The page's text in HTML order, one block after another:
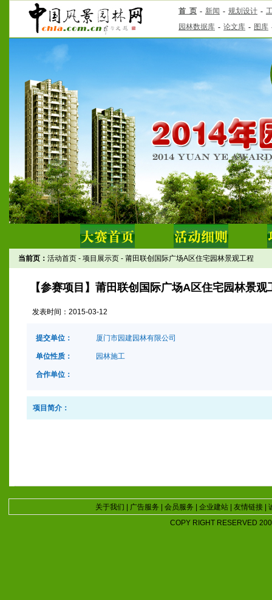
当前页： 活动首页 - 项目展示页 - 莆田联创国际广场A区住宅园林景观工程
【参赛项目】莆田联创国际广场A区住宅园林景观
发表时间： 2015-03-12
提交单位： 厦门市园建园林有限公司
单位性质： 园林施工
合作单位：
项目简介：
关于我们 广告服务 会员服务 企业建站 友情链接
COPY RIGHT RESERVED